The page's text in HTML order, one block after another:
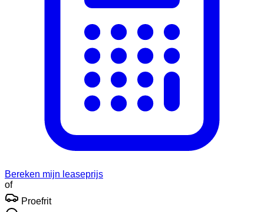
Bereken mijn leaseprijs
of
Proefrit